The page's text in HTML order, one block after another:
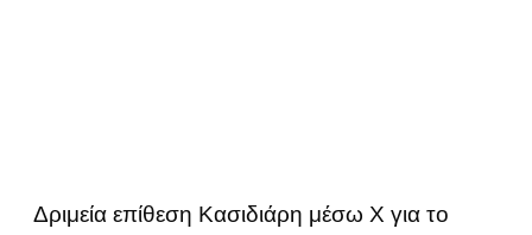
Δριμεία επίθεση Κασιδιάρη μέσω Χ για το